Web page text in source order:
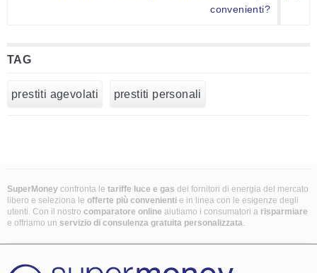
convenienti?
TAG
prestiti agevolati prestiti personali
SuperMoney confronta le tariffe luce e gas dei fornitori di energia del mercato
libero e seleziona le offerte più convenienti e in linea con le esigenze degli
utenti. Con il nostro comparatore online aiutiamo i consumatori a risparmiare
e offriamo un servizio di consulenza gratuita personalizzata.